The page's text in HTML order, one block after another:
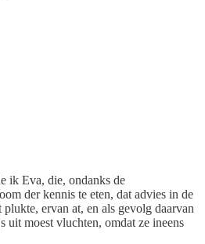
ik Eva, die, ondanks de
der kennis te eten, dat advies in de
ervan at, en als gevolg daarvan
uit moest vluchten, omdat ze ineens